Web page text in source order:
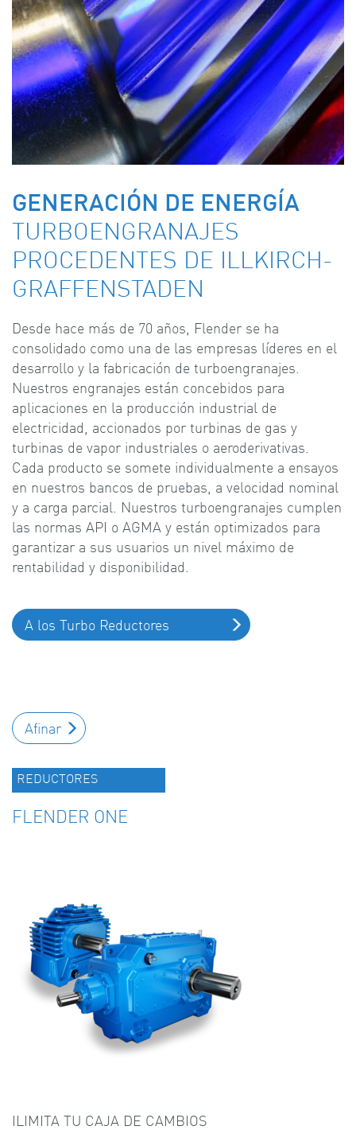
GENERACIÓN DE ENERGÍA
TURBOENGRANAJES
PROCEDENTES DE ILLKIRCH-
GRAFFENSTADEN
Desde hace más de 70 años, Flender se ha
consolidado como una de las empresas líderes en el
desarrollo y la fabricación de turboengranajes.
Nuestros engranajes están concebidos para
aplicaciones en la producción industrial de
electricidad, accionados por turbinas de gas y
turbinas de vapor industriales o aeroderivativas.
Cada producto se somete individualmente a ensayos
en nuestros bancos de pruebas, a velocidad nominal
y a carga parcial. Nuestros turboengranajes cumplen
las normas API o AGMA y están optimizados para
garantizar a sus usuarios un nivel máximo de
rentabilidad y disponibilidad.
A los Turbo Reductores
Afinar
REDUCTORES
FLENDER ONE
ILIMITA TU CAJA DE CAMBIOS